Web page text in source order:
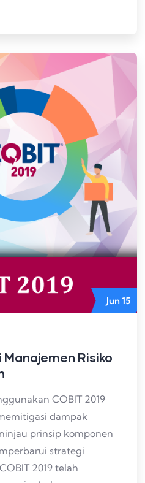
Jun15
Manajemen Risiko
COBIT 2019
dampak
prinsip komponen
strategi
2019 telah